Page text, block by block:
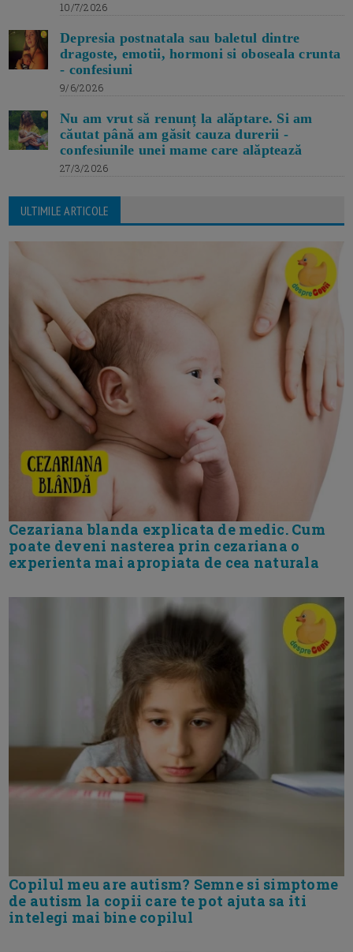
10/7/2026
Depresia postnatala sau baletul dintre
dragoste, emotii, hormoni si oboseala crunta
- confesiuni
9/6/2026
Nu am vrut să renunț la alăptare. Si am
căutat până am găsit cauza durerii -
confesiunile unei mame care alăptează
27/3/2026
ULTIMILE ARTICOLE
Cezariana blanda explicata de medic. Cum
poate deveni nasterea prin cezariana o
experienta mai apropiata de cea naturala
Copilul meu are autism? Semne si simptome
de autism la copii care te pot ajuta sa iti
intelegi mai bine copilul